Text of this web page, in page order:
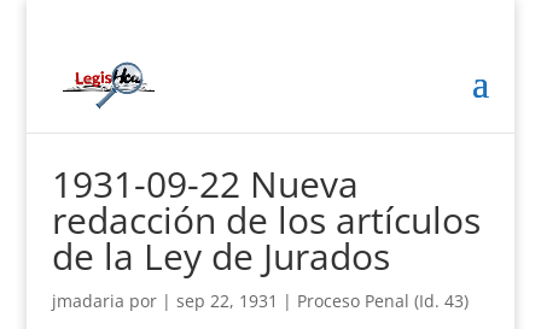
1931-09-22 Nueva
redacción de los artículos
de la Ley de Jurados
jmadaria por | sep 22, 1931 | Proceso Penal (Id. 43)